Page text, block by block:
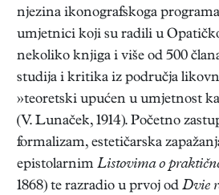
njezina ikonografskoga
umjetnici koji su radili u
nekoliko knjiga i više od 500
studija i kritika iz područja
»teoretski upućen u umjetnost
(V. Lunaček, 1914). Početno
formalizam, estetičarska
epistolarnim Listovima o
1868) te razradio u prvoj od Dvie